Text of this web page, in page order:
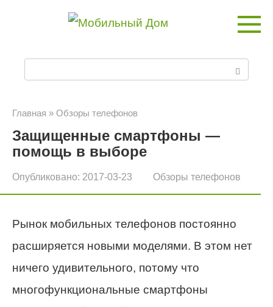
и
с
к
Главная » Обзоры телефонов
Защищенные смартфоны —
помощь в выборе
Опубликовано: 2017-03-23 Обзоры телефонов
Рынок мобильных телефонов постоянно
расширяется новыми моделями. В этом нет
ничего удивительного, потому что
многофункциональные смартфоны